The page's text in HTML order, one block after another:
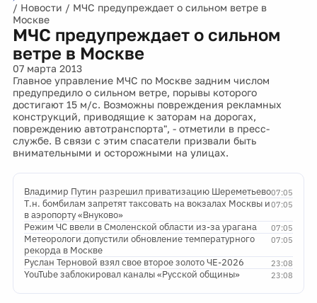
/ Новости / МЧС предупреждает о сильном ветре в
Москве
МЧС предупреждает о сильном
ветре в Москве
07 марта 2013
Главное управление МЧС по Москве задним числом
предупредило о сильном ветре, порывы которого
достигают 15 м/с. Возможны повреждения рекламных
конструкций, приводящие к заторам на дорогах,
повреждению автотранспорта", - отметили в пресс-
службе. В связи с этим спасатели призвали быть
внимательными и осторожными на улицах.
07:05
Владимир Путин разрешил приватизацию Шереметьево
07:05
Т.н. бомбилам запретят таксовать на вокзалах Москвы и
в аэропорту «Внуково»
07:05
Режим ЧС ввели в Смоленской области из-за урагана
07:05
Метеорологи допустили обновление температурного
рекорда в Москве
23:08
Руслан Терновой взял свое второе золото ЧЕ-2026
23:08
YouTube заблокировал каналы «Русской общины»